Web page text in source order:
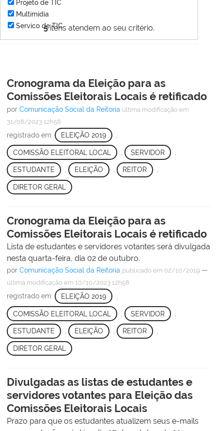
5itens atendem ao seu critério.
Projeto de TIC
Multimídia
Servico de TIC
Cronograma da Eleição para as
Comissões Eleitorais Locais é retificado
por Comunicação Social da Reitoria última modificação em
31/08/2023 12h56
registrado em: ELEIÇÃO 2019
COMISSÃO ELEITORAL LOCAL SERVIDOR
ESTUDANTE , ELEIÇÃO , REITOR ,
DIRETOR GERAL
Cronograma da Eleição para as
Comissões Eleitorais Locais é retificado
Lista de estudantes e servidores votantes será divulgada
nesta quarta-feira, dia 02 de outubro.
por Comunicação Social da Reitoria publicado em 02/10/2019 —
última modificação em 10/10/2023 12h58
registrado em: ELEIÇÃO 2019
COMISSÃO ELEITORAL LOCAL SERVIDOR
ESTUDANTE , ELEIÇÃO , REITOR ,
DIRETOR GERAL
Divulgadas as listas de estudantes e
servidores votantes para Eleição das
Comissões Eleitorais Locais
Prazo para que os estudantes atualizem seus e-mails